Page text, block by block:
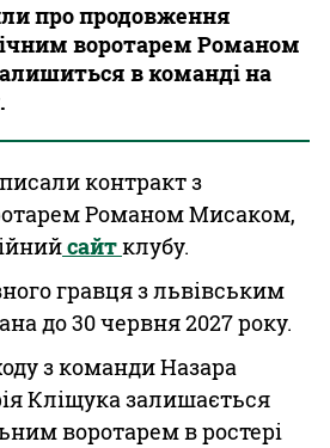
про продовження
воротарем Романом
в команді на
контракт з
Романом Мисаком,
сайтклубу.
гравця з львівським
до 30 червня 2027 року.
з команди Назара
Кліщука залишається
воротарем в ростері